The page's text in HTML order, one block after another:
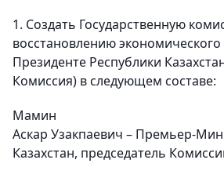
1. Создать Государственную
восстановлению
Президенте Республики
Комиссия) в следующем составе:
Мамин
Аскар Узакпаевич – Премьер-
Казахстан, председатель